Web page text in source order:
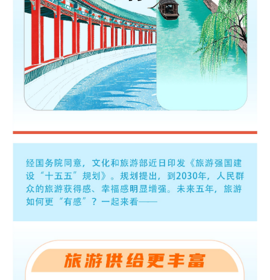
城市 旅游 能源 会展
彩票 娱乐 时尚 悦读
公益 一带一路 亚太网 上市公司
文化产业
地方频道
北京 天津 河北 山西
辽宁 吉林 上海 江苏
山东 河南 湖北 湖南
广东 广西 海南 重庆